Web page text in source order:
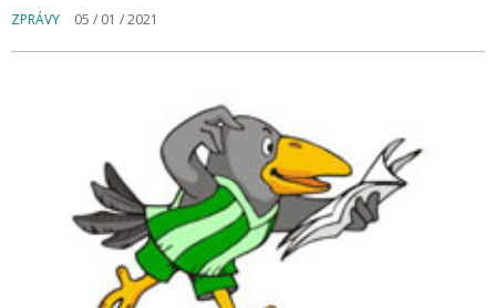
ZPRÁVY 05 / 01 / 2021